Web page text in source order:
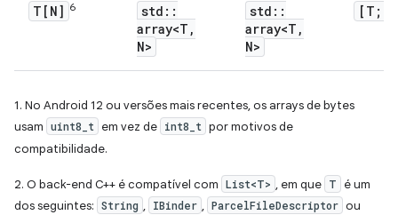
T[N] 6 std ::
array<T ,
N>
std ::
array<T ,
N>
[T;
1. No Android 12 ou versões mais recentes, os arrays de bytes
usam uint8_t em vez de int8_t por motivos de
compatibilidade.
2. O back-end C++ é compatível com List<T> , em que T
é um
dos seguintes: String , IBinder , ParcelFileDescriptor ou